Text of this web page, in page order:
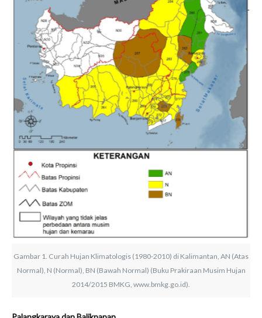
Gambar 1. Curah Hujan Klimatologis (1980-2010) di Kalimantan, AN (Atas
Normal), N (Normal), BN (Bawah Normal) (Buku Prakiraan Musim Hujan
2014/2015 BMKG, www.bmkg.go.id).